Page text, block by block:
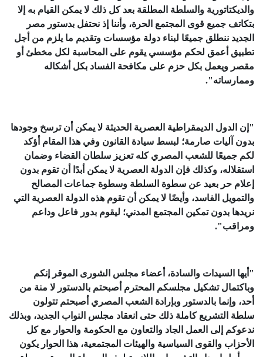
والديكتاتورية والسلطة المطلقة بعد كل ذلك لا يمكن القيام به إلا
بتكاتف جميع قوى المجتمع الحرة، وأننا إذ نحتفل بدستور مصر
الجديد ننطلق جميعًا لبناء دولة مؤسسات وتقديم ما يلزم من أجل
تطبيق أعمق لحكم مؤسسي يقوم على المحاسبة لكل مخطئ أو
مقصر ويعمل بكل حزم على مكافحة الفساد بكل أشكاله
وممارساته".
"إن الدول الديمقراطية العصرية الحديثة لا يمكن أن ترسخ وجودها
بدون آليات صارمة؛ لبسط سيادة القانون وفي هذا المقام أؤكد
لكم جميعًا للشعب المصري كله تعزيز سلطان القضاء وضمان
استقلاله، وكذلك فإن الدولة العصرية لا يمكن أبدًا أن تقوم بدون
إعلام حر بعيد عن سطوة السلطة وسطوة جماعات المصالح
والتمويل الفاسد، وأيضًا لا يمكن أن تقوم هذه الدولة العصرية التي
نريدها بدون تمكين المجتمع المدني؛ ليقوم بدور فاعل وداعم
ومراقب".
"أيها السيدات والسادة، أعضاء مجلس الشورى الموقر إنكم
وباكتمال تشكيل مجلسكم المحترم أصبحتم بالدستور لا منة من
أحد، وإنما بالدستور وبإرادة الشعب المصري أصبحتم تتولون
سلطة التشريع كاملة ذلك حتى انعقاد مجلس النواب الجديد، وبذلك
ندعوكم إلى العمل الجاد والتعاون مع الحكومة والحوار مع كل
الأحزاب والقوى السياسية والهيئات المجتمعية، هذا الحوار يكون